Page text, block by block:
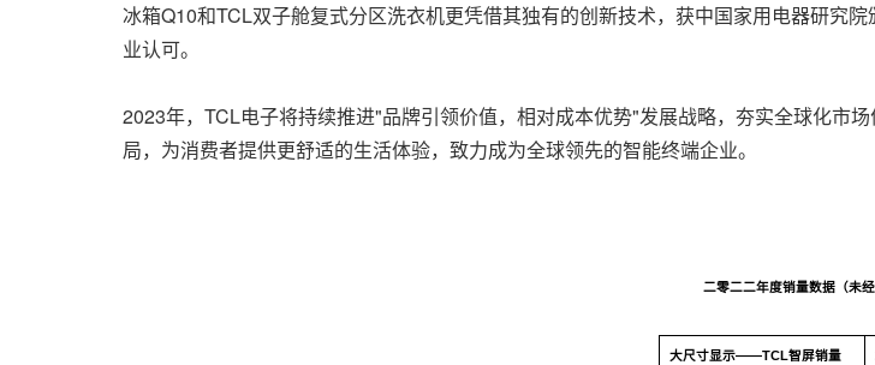
冰箱Q10和TCL双子舱复式分区洗衣机更凭借其独有的创新技术，获中国家用电器研究
业认可。
2023年，TCL电子将持续推进"品牌引领价值，相对成本优势"发展战略，夯实全球化市
局，为消费者提供更舒适的生活体验，致力成为全球领先的智能终端企业。
二零二二年度销量数据 （未
大尺寸显示——TCL智屏销量